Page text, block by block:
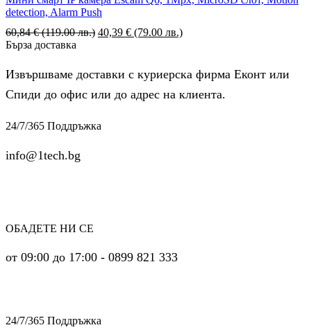
detection, Alarm Push
60,84€ (119.00 лв.) Original
(119.00
лв.).
40,39 € (79.00 лв.)
40,39 €
(79.00
лв.).
Бърза доставка
Извършваме доставки с куриерска фирма Еконт или
Спиди до офис или до адрес на клиента.
24/7/365 Поддръжка
info@1tech.bg
ОБАДЕТЕ НИ СЕ
от 09:00 до 17:00 - 0899 821 333
24/7/365 Поддръжка